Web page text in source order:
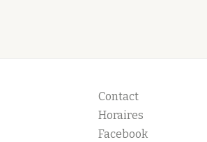
Contact
Horaires
Facebook